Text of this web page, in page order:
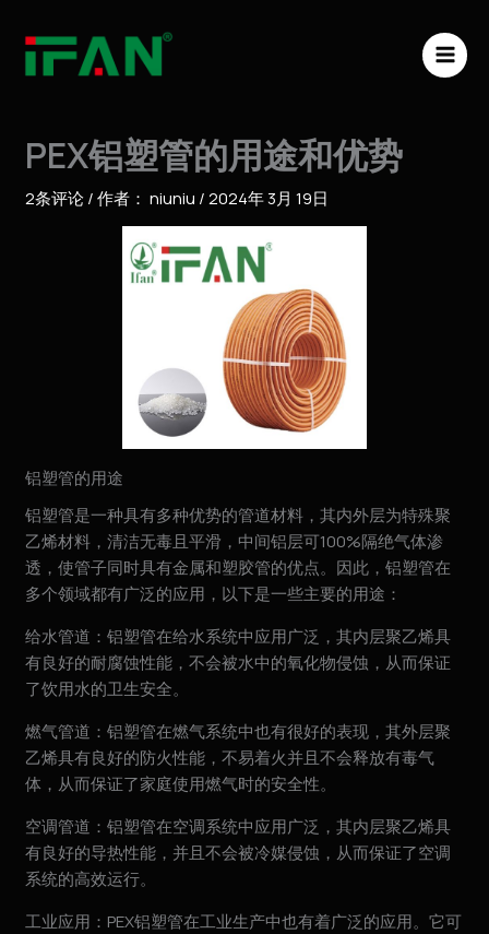
PEX铝塑管的用途和优势
2条评论/ 作者： niuniu /2024年 3月 19日
铝塑管的用途
铝塑管是一种具有多种优势的管道材料，其内外层为特殊聚
乙烯材料，清洁无毒且平滑，中间铝层可100%隔绝气体渗
透，使管子同时具有金属和塑胶管的优点。因此，铝塑管在
多个领域都有广泛的应用，以下是一些主要的用途：
给水管道：铝塑管在给水系统中应用广泛，其内层聚乙烯具
有良好的耐腐蚀性能，不会被水中的氧化物侵蚀，从而保证
了饮用水的卫生安全。
燃气管道：铝塑管在燃气系统中也有很好的表现，其外层聚
乙烯具有良好的防火性能，不易着火并且不会释放有毒气
体，从而保证了家庭使用燃气时的安全性。
空调管道：铝塑管在空调系统中应用广泛，其内层聚乙烯具
有良好的导热性能，并且不会被冷媒侵蚀，从而保证了空调
系统的高效运行。
工业应用：PEX铝塑管在工业生产中也有着广泛的应用。它可